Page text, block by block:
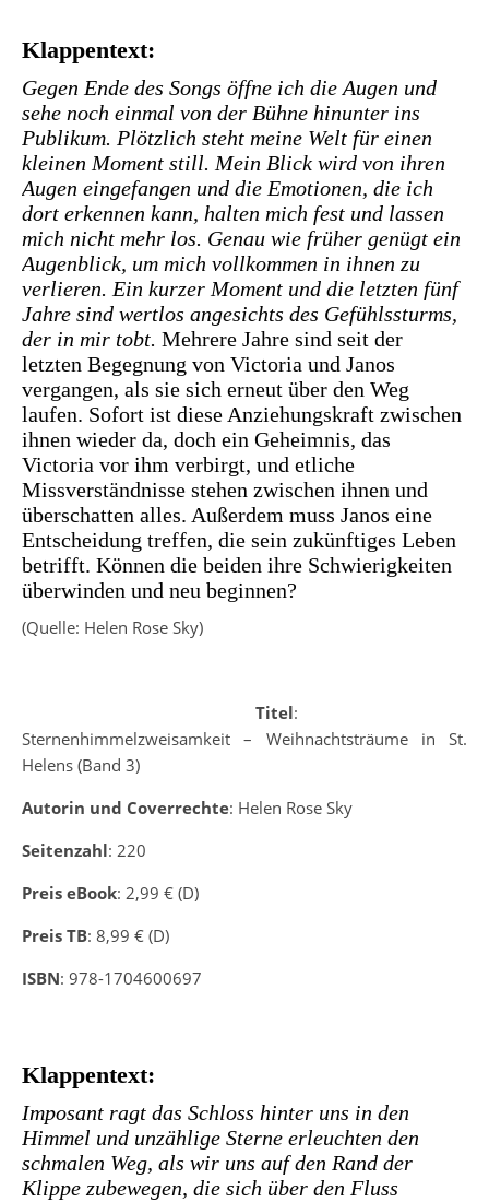
Klappentext:
Gegen Ende des Songs öffne ich die Augen und
sehe noch einmal von der Bühne hinunter ins
Publikum. Plötzlich steht meine Welt für einen
kleinen Moment still. Mein Blick wird von ihren
Augen eingefangen und die Emotionen, die ich
dort erkennen kann, halten mich fest und lassen
mich nicht mehr los. Genau wie früher genügt ein
Augenblick, um mich vollkommen in ihnen zu
verlieren. Ein kurzer Moment und die letzten fünf
Jahre sind wertlos angesichts des Gefühlssturms,
der in mir tobt. Mehrere Jahre sind seit der
letzten Begegnung von Victoria und Janos
vergangen, als sie sich erneut über den Weg
laufen. Sofort ist diese Anziehungskraft zwischen
ihnen wieder da, doch ein Geheimnis, das
Victoria vor ihm verbirgt, und etliche
Missverständnisse stehen zwischen ihnen und
überschatten alles. Außerdem muss Janos eine
Entscheidung treffen, die sein zukünftiges Leben
betrifft. Können die beiden ihre Schwierigkeiten
überwinden und neu beginnen?
(Quelle: Helen Rose Sky)
Titel:
Sternenhimmelzweisamkeit – Weihnachtsträume in St.
Helens (Band 3)
Autorin und Coverrechte: Helen Rose Sky
Seitenzahl: 220
Preis eBook: 2,99 € (D)
Preis TB: 8,99 € (D)
ISBN: 978-1704600697
Klappentext:
Imposant ragt das Schloss hinter uns in den
Himmel und unzählige Sterne erleuchten den
schmalen Weg, als wir uns auf den Rand der
Klippe zubewegen, die sich über den Fluss